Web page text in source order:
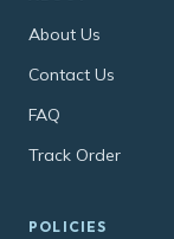
About Us
Contact Us
FAQ
Track Order
POLICIES